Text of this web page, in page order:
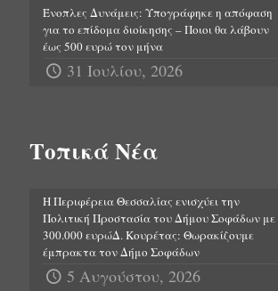
Ένοπλες Δυνάμεις: Υπογράφηκε η απόφαση
για το επίδομα διοίκησης – Ποιοι θα λάβουν
έως 500 ευρώ τον μήνα
31 Ιουλίου, 2026
Τοπικά Νέα
Η Περιφέρεια Θεσσαλίας ενισχύει την
Πολιτική Προστασία του Δήμου Σοφάδων με
300.000 ευρώΔ. Κουρέτας: Θωρακίζουμε
έμπρακτα τον Δήμο Σοφάδων
5 Αυγούστου, 2026